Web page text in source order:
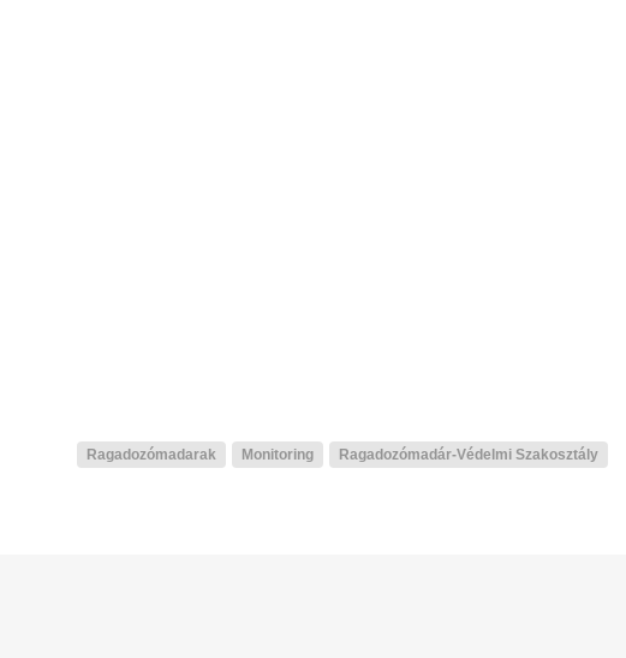
Ragadozómadarak Monitoring Ragadozómadár-Védelmi Szakosztály